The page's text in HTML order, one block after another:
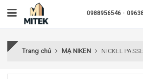
0988956546-
Trang chủ MẠ NIKEN NICKEL